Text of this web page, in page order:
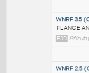
F3D